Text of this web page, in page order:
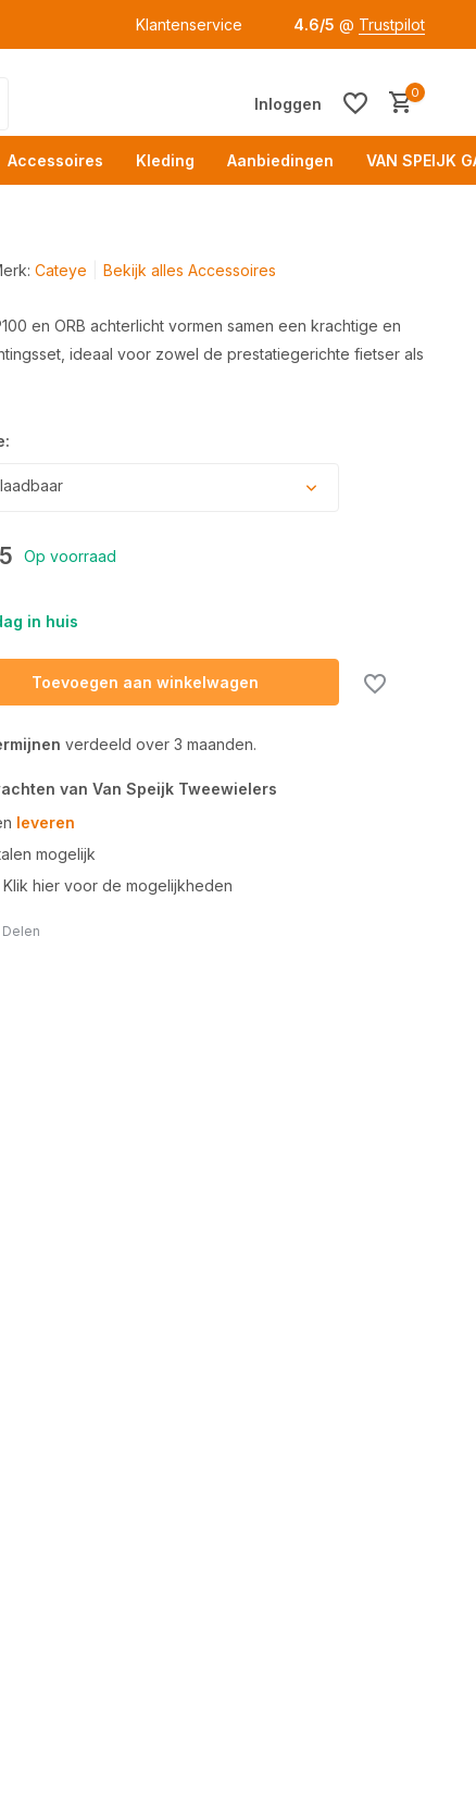
Klantenservice 4.6/5 @ Trustpilot
Inloggen
0
Accessoires Kleding Aanbiedingen VAN SPEIJK
Cateye Bekijk alles Accessoires
en ORB achterlicht vormen samen een krachtige en
ideaal voor zowel de prestatiegerichte fietser als
Op voorraad
in huis
Toevoegen aan winkelwagen
verdeeld over 3 maanden.
van Van Speijk Tweewielers
leveren
mogelijk
Klik hier voor de mogelijkheden
Delen